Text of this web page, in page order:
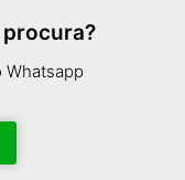
Whatsapp